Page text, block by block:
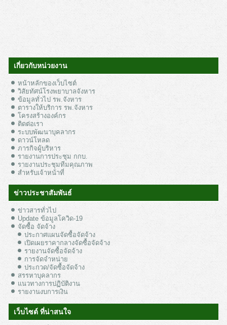
เกี่ยวกับหน่วยงาน
หน้าหลักของเว็บไซต์
วิสัยทัศน์โรงพยาบาลจังหาร
ข้อมูลทั่วไป รพ.จังหาร
ตารางให้บริการ รพ.จังหาร
โครงสร้างองค์กร
ติดต่อเรา
ระบบพัฒนาบุคลากร
ดาวน์โหลด
ภารกิจผู้บริหาร
รายงานการประชุม กกบ.
รายงานประชุมทีมคุณภาพ
สำหรับเจ้าหน้าที่
ข่าวประชาสัมพันธ์
ข่าวสารทั่วไป
Update ข้อมูลโควิด-19
จัดซื้อ จัดจ้าง
ประกาศแผนจัดซื้อจัดจ้าง
เปิดเผยราคากลางจัดซื้อจัดจ้าง
รายงานจัดซื้อจัดจ้าง
การจัดจำหน่าย
ประกวด/จัดซื้อจัดจ้าง
สรรหาบุคลากร
แนวทางการปฏิบัติงาน
รายงานงบการเงิน
เว็บไซต์ ที่น่าสนใจ